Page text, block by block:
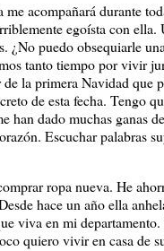
me acompañará durante
egoísta con ella.
¿No puedo obsequiarle
tanto tiempo por vivir
la primera Navidad que
de esta fecha. Tengo
han dado muchas ganas
Escuchar palabras
ropa nueva. He
hace un año ella
viva en mi
quiero vivir en casa de